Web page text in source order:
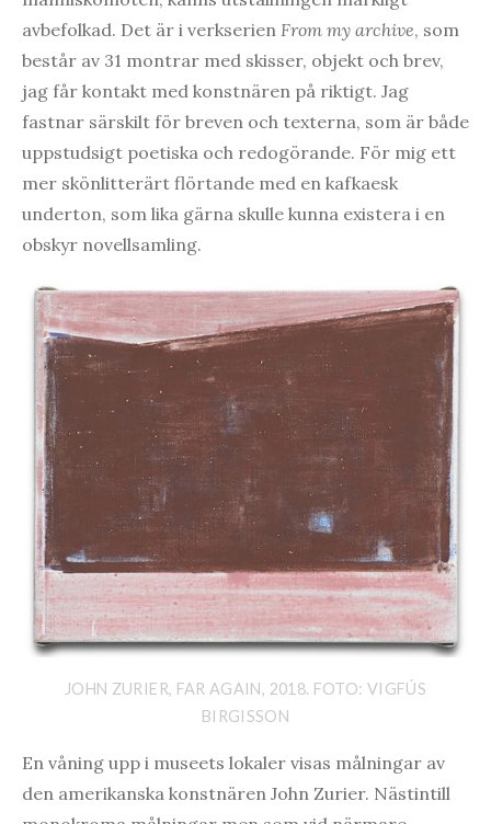
avbefolkad. Det är i verkserien From my archive, som
består av 31 montrar med skisser, objekt och brev,
jag får kontakt med konstnären på riktigt. Jag
fastnar särskilt för breven och texterna, som är både
uppstudsigt poetiska och redogörande. För mig ett
mer skönlitterärt flörtande med en kafkaesk
underton, som lika gärna skulle kunna existera i en
obskyr novellsamling.
JOHN ZURIER, FAR AGAIN, 2018. FOTO: VIGFÚS
BIRGISSON
En våning upp i museets lokaler visas målningar av
den amerikanska konstnären John Zurier. Nästintill